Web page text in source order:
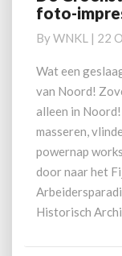
Groenste
van
Noord
een
foto-
impressie
foto-
ByWNKL | 22
Wat een
van Noord!
alleen in
masseren,
powernap
door naar het
Historisch